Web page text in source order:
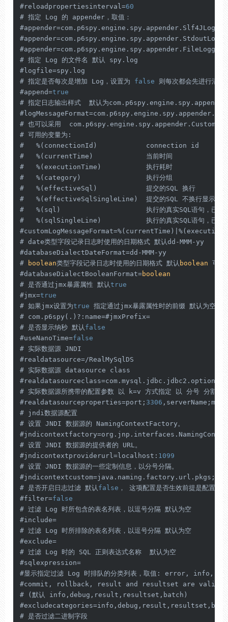
#reloadpropertiesinterval=60
# 指定 Log 的 appender，取值：
#appender=com.p6spy.engine.spy.appender.Slf4JLogger
#appender=com.p6spy.engine.spy.appender.FileLogger
# 指定 Log 的文件名 默认 spy.log
#logfile=spy.log
# 指定是否每次是增加 Log，设置为 false 则每次都会先进行清
#append=true
# 指定日志输出样式  默认为
# 也可以采用
# 可用的变量为:
#   %(connectionId)            connection id
#   %(currentTime)             当前时间
#   %(executionTime)           执行耗时
#   %(category)                执行分组
#   %(effectiveSql)            提交的SQL 换行
#   %(effectiveSqlSingleLine)  提交的SQL 不换行显示
#   %(sql)                     执行的真实SQL语句，已替换
#   %(sqlSingleLine)           执行的真实SQL语句，已替换
# date类型字段记录日志时使用的日期格式 默认dd-MMM-yy
#databaseDialectDateFormat=dd-MMM-yy
#
boolean类型字段记录日志时使用的日期格式 默认 boolean 可
#databaseDialectBooleanFormat=boolean
# 是否通过jmx暴露属性 默认true
#jmx=true
# 如果jmx设置为true 指定通过jmx暴露属性时的前缀 默认为空
# com.p6spy(.)?:name=#jmxPrefix=
# 是否显示纳秒 默认 false
#useNanoTime=false
# 实际数据源 JNDI
#realdatasource=/RealMySqlDS
# 实际数据源 datasource class
# 实际数据源所携带的配置参数 以 k=v 方式指定 以 分号 分割
#realdatasourceproperties=port; 3306
# jndi数据源配置
# 设置 JNDI 数据源的 NamingContextFactory。
# 设置 JNDI 数据源的提供者的 URL。
#jndicontextproviderurl=localhost: 1099
# 设置 JNDI 数据源的一些定制信息，以分号分隔。
# 是否开启日志过滤 默认 false ， 这项配置是否生效前提是配
#filter=false
# 过滤 Log 时所包含的表名列表，以逗号分隔 默认为空
#include=
# 过滤 Log 时所排除的表名列表，以逗号分隔 默认为空
#exclude=
# 过滤 Log 时的 SQL 正则表达式名称  默认为空
#sqlexpression=
#显示指定过滤 Log 时排队的分类列表，取值: error, info,
#commit, rollback, result and resultset are valid
# (默认 info,debug,result,resultset,batch)
# 是否过滤二进制字段